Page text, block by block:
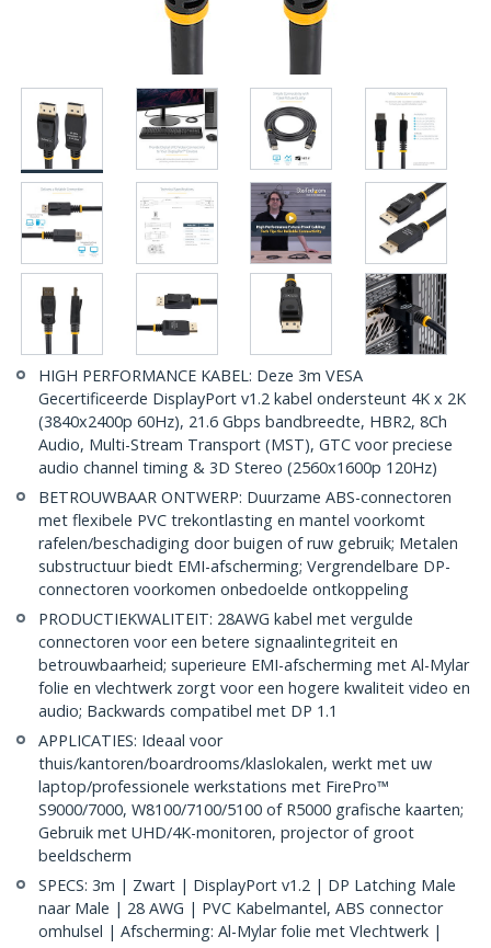
HIGH PERFORMANCE KABEL: Deze 3m VESA
Gecertificeerde DisplayPort v1.2 kabel ondersteunt 4K x 2K
(3840x2400p 60Hz), 21.6 Gbps bandbreedte, HBR2, 8Ch
Audio, Multi-Stream Transport (MST), GTC voor preciese
audio channel timing & 3D Stereo (2560x1600p 120Hz)
BETROUWBAAR ONTWERP: Duurzame ABS-connectoren
met flexibele PVC trekontlasting en mantel voorkomt
rafelen/beschadiging door buigen of ruw gebruik; Metalen
substructuur biedt EMI-afscherming; Vergrendelbare DP-
connectoren voorkomen onbedoelde ontkoppeling
PRODUCTIEKWALITEIT: 28AWG kabel met vergulde
connectoren voor een betere signaalintegriteit en
betrouwbaarheid; superieure EMI-afscherming met Al-Mylar
folie en vlechtwerk zorgt voor een hogere kwaliteit video en
audio; Backwards compatibel met DP 1.1
APPLICATIES: Ideaal voor
thuis/kantoren/boardrooms/klaslokalen, werkt met uw
laptop/professionele werkstations met FirePro™
S9000/7000, W8100/7100/5100 of R5000 grafische kaarten;
Gebruik met UHD/4K-monitoren, projector of groot
beeldscherm
SPECS: 3m | Zwart | DisplayPort v1.2 | DP Latching Male
naar Male | 28 AWG | PVC Kabelmantel, ABS connector
omhulsel | Afscherming: Al-Mylar folie met Vlechtwerk |